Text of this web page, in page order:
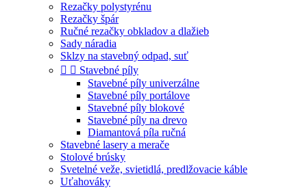
Rezačky polystyrénu
Rezačky špár
Ručné rezačky obkladov a dlažieb
Sady náradia
Sklzy na stavebný odpad, suť
  Stavebné píly
Stavebné píly univerzálne
Stavebné píly portálove
Stavebné píly blokové
Stavebné píly na drevo
Diamantová píla ručná
Stavebné lasery a merače
Stolové brúsky
Svetelné veže, svietidlá, predlžovacie káble
Uťahováky